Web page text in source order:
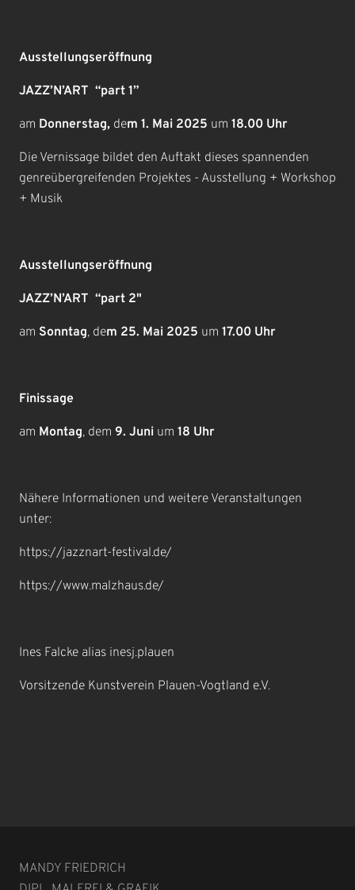
Ausstellungseröffnung
JAZZ’N’ART “part 1”
am Donnerstag, dem 1. Mai 2025 um 18.00 Uhr
Die Vernissage bildet den Auftakt dieses spannenden
genreübergreifenden Projektes - Ausstellung + Workshop
+ Musik
Ausstellungseröffnung
JAZZ’N’ART “part 2"
am Sonntag, dem 25. Mai 2025 um 17.00 Uhr
Finissage
am Montag, dem 9. Juni um 18 Uhr
Nähere Informationen und weitere Veranstaltungen
unter:
https://jazznart-festival.de/
https://www.malzhaus.de/
Ines Falcke alias inesj.plauen
Vorsitzende Kunstverein Plauen-Vogtland e.V.
MANDY FRIEDRICH